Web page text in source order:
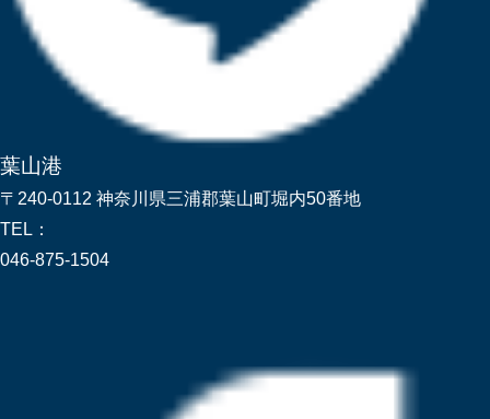
葉山港
〒240-0112 神奈川県三浦郡葉山町堀内50番地
TEL：
046-875-1504